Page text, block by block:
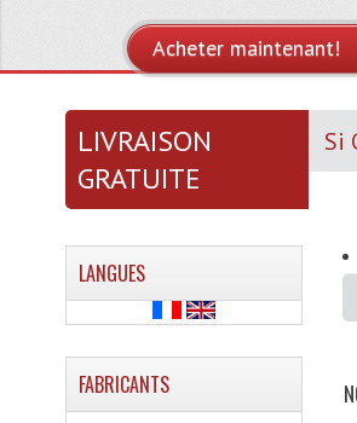
Acheter maintenant!
LIVRAISON
GRATUITE
Si
LANGUES
FABRICANTS